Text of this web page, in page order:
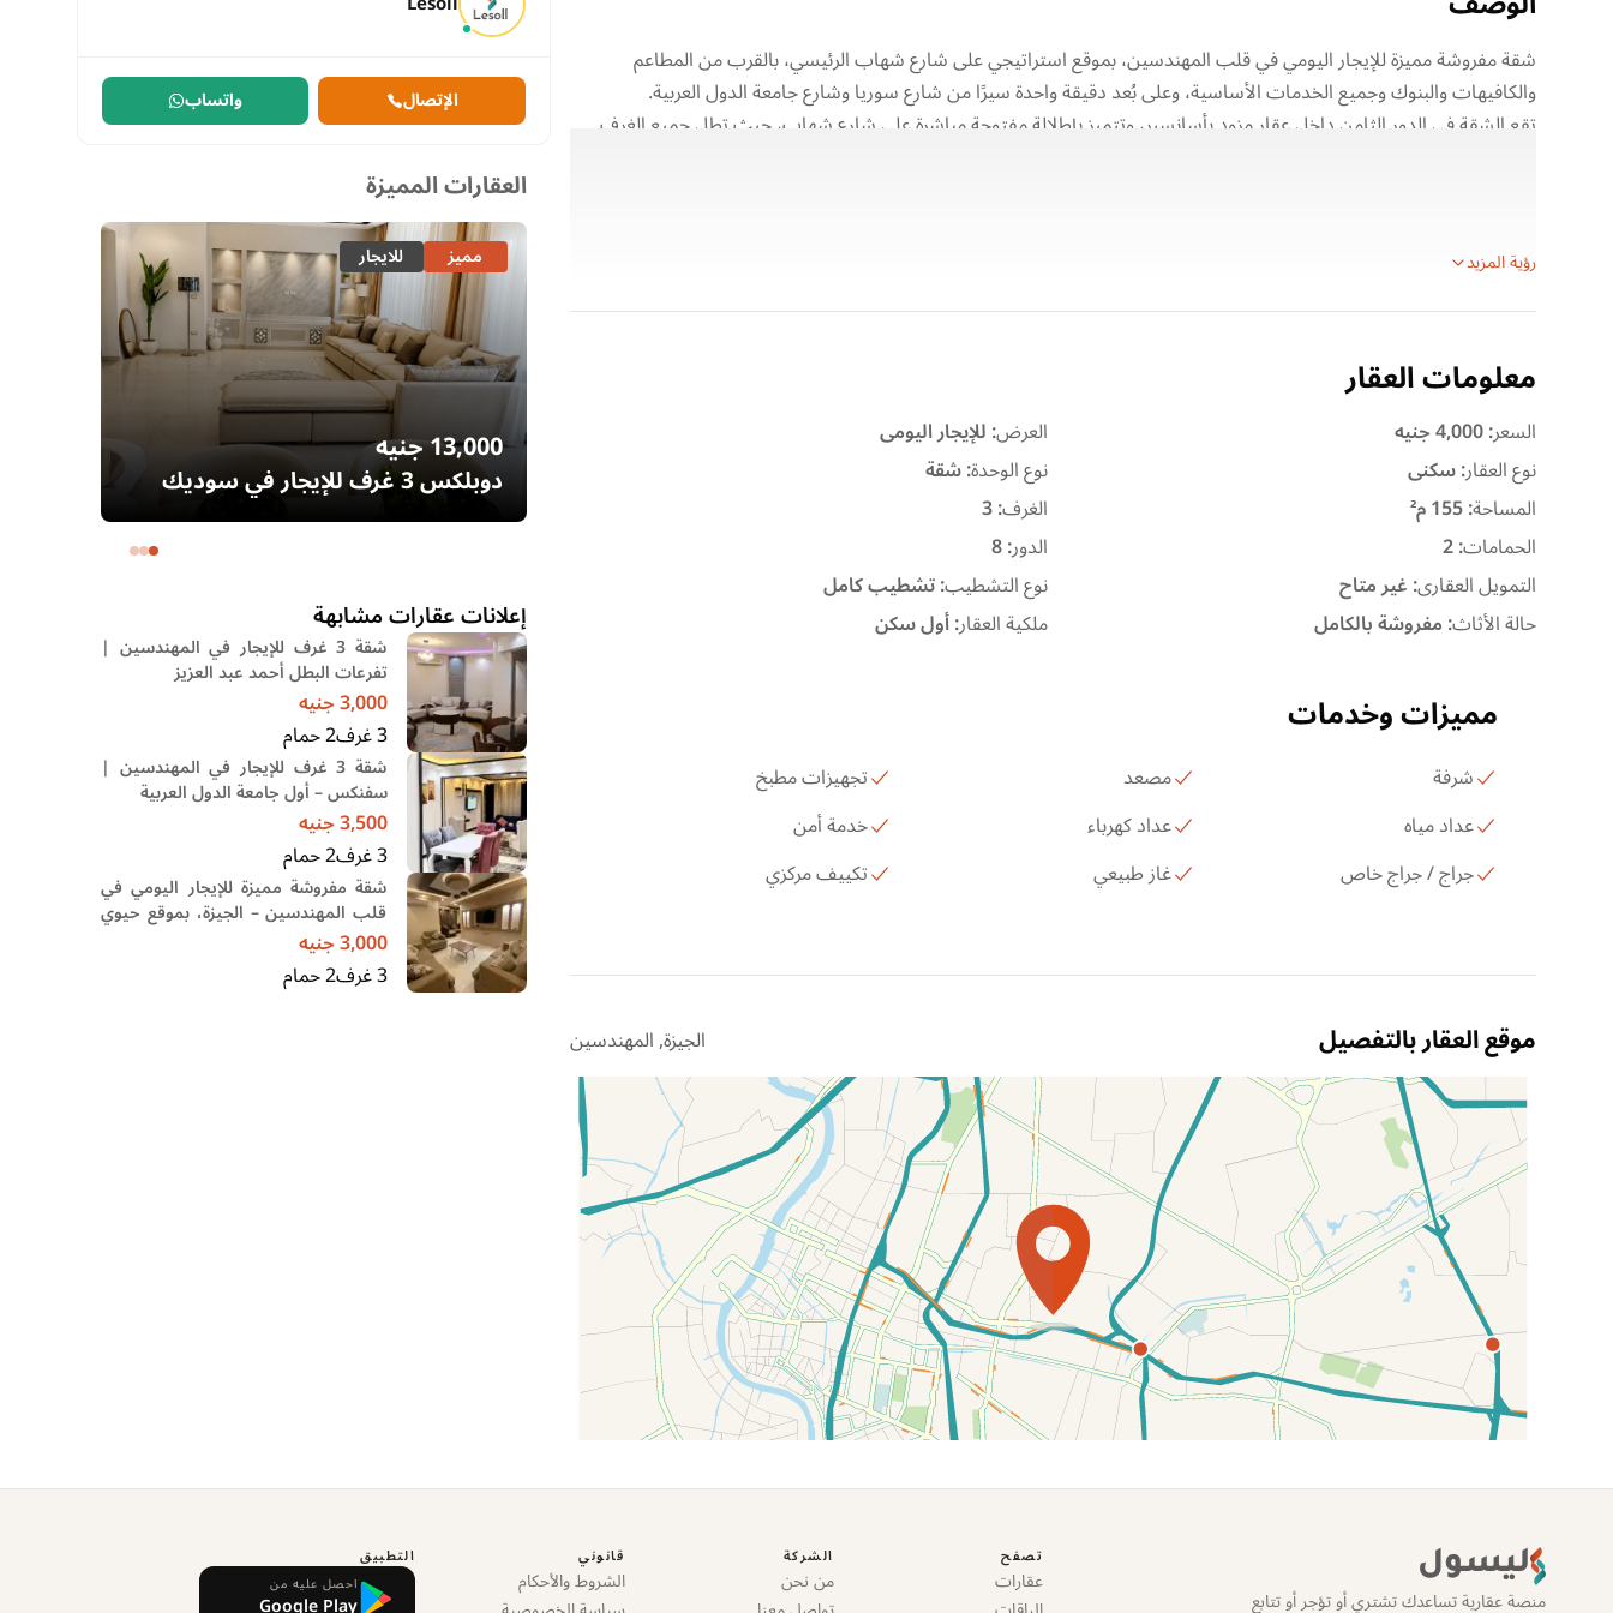
شقة مفروشة مميزة للإيجار اليومي في قلب المهندسين، بموقع استراتيجي على شارع شهاب الرئيسي، بالقرب من المطاعم
والكافيهات والبنوك وجميع الخدمات الأساسية، وعلى بُعد دقيقة واحدة سيرًا من شارع سوريا وشارع جامعة الدول العربية.
تقع الشقة في الدور الثامن داخل عقار مزود بأسانسير، وتتميز بإطلالة مفتوحة مباشرة على شارع شهاب، حيث تطل جميع الغرف
رؤية المزيد
معلومات العقار
السعر:4,000 جنيه العرض:للإيجار اليومى
نوع العقار:سكنى نوع الوحدة:شقة
المساحة:155 م² الغرف:
3
الحمامات:
2 الدور:
8
التمويل العقارى:غير متاح نوع التشطيب:تشطيب كامل
حالة الأثاث:مفروشة بالكامل ملكية العقار:أول سكن
مميزات وخدمات
شرفة مصعد
تجهيزات مطبخ
عداد مياه
عداد كهرباء
خدمة أمن
جراج / جراج خاص
غاز طبيعي تكييف مركزي
موقع العقار بالتفصيل الجيزة, المهندسين
الموقع عل الخريطة
الإتصال واتساب
العقارات المميزة
مميز للايجار
13,000جنيه
دوبلكس 3 غرف للإيجار في سوديك
إيستاون – التجمع الخامس | غرفة ناني
إعلانات عقارات مشابهة
شقة 3 غرف للإيجار في المهندسين |
تفرعات البطل أحمد عبد العزيز
3,000جنيه
3غرف2حمام
شقة 3 غرف للإيجار في المهندسين |
سفنكس – أول جامعة الدول العربية
3,500جنيه
3غرف2حمام
شقة مفروشة مميزة للإيجار اليومي في
قلب المهندسين – الجيزة، بموقع حيوي
جدًا
3,000جنيه
3غرف2حمام
ليسول
منصة عقارية تساعدك تشتري أو تؤجر أو تتابع
تصفح
عقارات
الشركة
من نحن
قانوني
الشروط والأحكام
التطبيق
احصل عليه من